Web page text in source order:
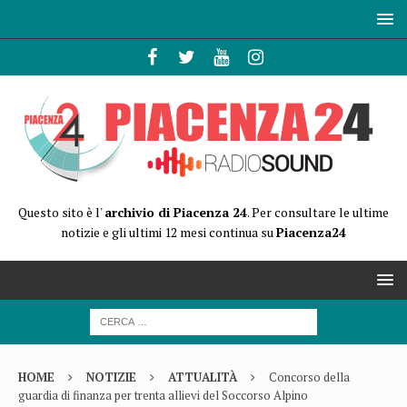
Questo sito è l'archivio di Piacenza 24. Per consultare le ultime
notizie e gli ultimi 12 mesi continua suPiacenza24
HOME NOTIZIE ATTUALITÀ
Concorso della
guardia di finanza per trenta allievi del Soccorso Alpino